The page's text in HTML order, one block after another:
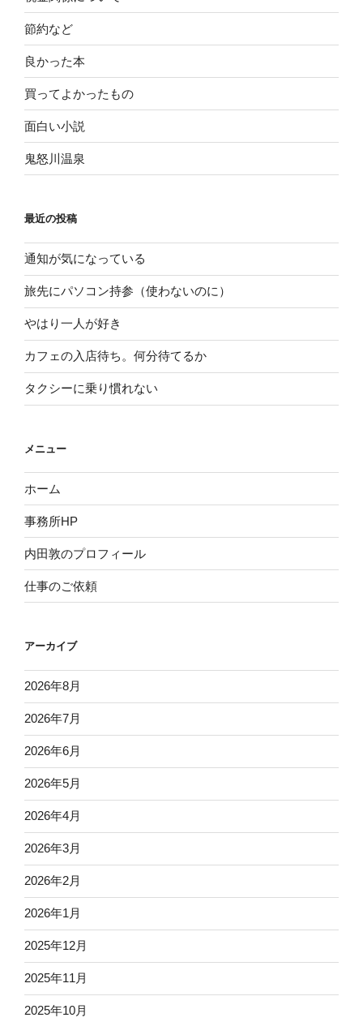
節約など
良かった本
買ってよかったもの
面白い小説
鬼怒川温泉
最近の投稿
通知が気になっている
旅先にパソコン持参（使わないのに）
やはり一人が好き
カフェの入店待ち。何分待てるか
タクシーに乗り慣れない
メニュー
ホーム
事務所HP
内田敦のプロフィール
仕事のご依頼
アーカイブ
2026年8月
2026年7月
2026年6月
2026年5月
2026年4月
2026年3月
2026年2月
2026年1月
2025年12月
2025年11月
2025年10月